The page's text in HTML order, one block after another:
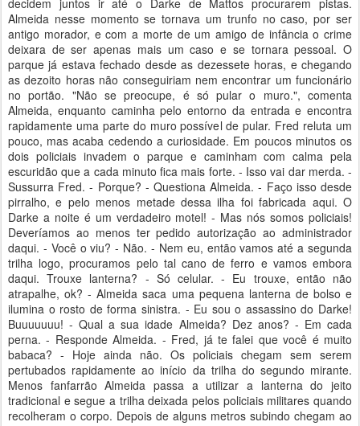
decidem juntos ir até o Darke de Mattos procurarem pistas.
Almeida nesse momento se tornava um trunfo no caso, por ser
antigo morador, e com a morte de um amigo de infância o crime
deixara de ser apenas mais um caso e se tornara pessoal. O
parque já estava fechado desde as dezessete horas, e chegando
as dezoito horas não conseguiriam nem encontrar um funcionário
no portão. "Não se preocupe, é só pular o muro.", comenta
Almeida, enquanto caminha pelo entorno da entrada e encontra
rapidamente uma parte do muro possível de pular. Fred reluta um
pouco, mas acaba cedendo a curiosidade. Em poucos minutos os
dois policiais invadem o parque e caminham com calma pela
escuridão que a cada minuto fica mais forte. - Isso vai dar merda. -
Sussurra Fred. - Porque? - Questiona Almeida. - Faço isso desde
pirralho, e pelo menos metade dessa ilha foi fabricada aqui. O
Darke a noite é um verdadeiro motel! - Mas nós somos policiais!
Deveríamos ao menos ter pedido autorização ao administrador
daqui. - Você o viu? - Não. - Nem eu, então vamos até a segunda
trilha logo, procuramos pelo tal cano de ferro e vamos embora
daqui. Trouxe lanterna? - Só celular. - Eu trouxe, então não
atrapalhe, ok? - Almeida saca uma pequena lanterna de bolso e
ilumina o rosto de forma sinistra. - Eu sou o assassino do Darke!
Buuuuuuu! - Qual a sua idade Almeida? Dez anos? - Em cada
perna. - Responde Almeida. - Fred, já te falei que você é muito
babaca? - Hoje ainda não. Os policiais chegam sem serem
pertubados rapidamente ao início da trilha do segundo mirante.
Menos fanfarrão Almeida passa a utilizar a lanterna do jeito
tradicional e segue a trilha deixada pelos policiais militares quando
recolheram o corpo. Depois de alguns metros subindo chegam ao